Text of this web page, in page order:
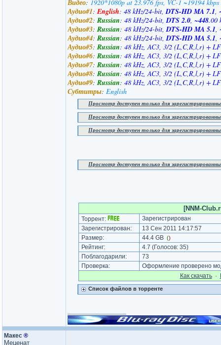
Видео: 1920*1080p at 23.976 fps, VC-1 ~19194 kbps
Аудио#1:English: 48 kHz/24-bit,DTS-HD MA 7.1,
Аудио#2:Russian: 48 kHz/24-bit,DTS 2.0, ~448.00
Аудио#3:Russian: 48 kHz/24-bit,DTS-HD MA 5.1,
Аудио#4:Russian: 48 kHz/24-bit,DTS-HD MA 5.1,
Аудио#5:Russian: 48 kHz, AC3, 3/2 (L,C,R,l,r) +
Аудио#6:Russian: 48 kHz, AC3, 3/2 (L,C,R,l,r) +
Аудио#7:Russian: 48 kHz, AC3, 3/2 (L,C,R,l,r) +
Аудио#8:Russian: 48 kHz, AC3, 3/2 (L,C,R,l,r) +
Аудио#9:Russian: 48 kHz, AC3, 3/2 (L,C,R,l,r) +
Субтитры: English
Просмотр доступен только для
Просмотр доступен только для
Просмотр доступен только для
Просмотр доступен только для
[NNM-
Торрент:
Зарегистрирован
Зарегистрирован:
13 Сен 2011 14:17:57
Размер:
44.4 GB ()
Рейтинг: 4.7 (Голосов: 35)
Поблагодарили:
73
Проверка:
Оформление проверено
Как cкачать·
Список файлов в торренте
Макеc ®
Меценат